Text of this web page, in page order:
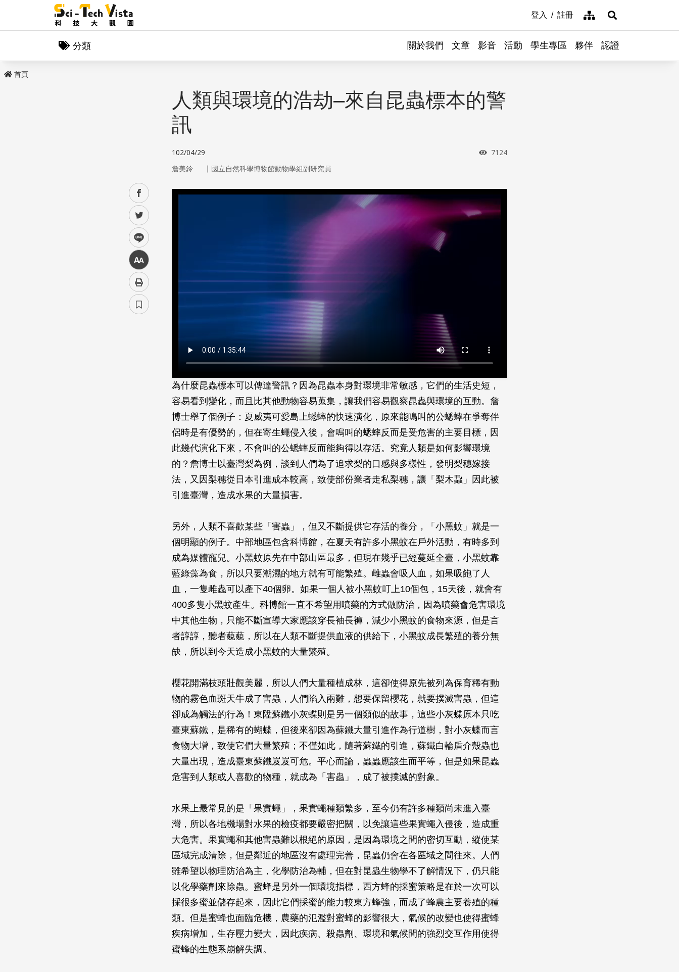
登入 註冊 網站導覽展開搜尋
分類 關於我們 文章 影音 活動 學生專區 夥伴 認證
首頁
facebook
twitter
line
中
人類與環境的浩劫–來自昆蟲標本的警
訊
102/04/29 瀏覽次數
7124
詹美鈴 ｜ 國立自然科學博物館動物學組副研究員
為什麼昆蟲標本可以傳達警訊？因為昆蟲本身對環境非常敏感，它們的生活史短，
容易看到變化，而且比其他動物容易蒐集，讓我們容易觀察昆蟲與環境的互動。詹
博士舉了個例子：夏威夷可愛島上蟋蟀的快速演化，原來能鳴叫的公蟋蟀在爭奪伴
侶時是有優勢的，但在寄生蠅侵入後，會鳴叫的蟋蟀反而是受危害的主要目標，因
此幾代演化下來，不會叫的公蟋蟀反而能夠得以存活。究竟人類是如何影響環境
的？詹博士以臺灣梨為例，談到人們為了追求梨的口感與多樣性，發明梨穗嫁接
法，又因梨穗從日本引進成本較高，致使部份業者走私梨穗，讓「梨木蝨」因此被
引進臺灣，造成水果的大量損害。
另外，人類不喜歡某些「害蟲」，但又不斷提供它存活的養分，「小黑蚊」就是一
個明顯的例子。中部地區包含科博館，在夏天有許多小黑蚊在戶外活動，有時多到
成為媒體寵兒。小黑蚊原先在中部山區最多，但現在幾乎已經蔓延全臺，小黑蚊靠
藍綠藻為食，所以只要潮濕的地方就有可能繁殖。雌蟲會吸人血，如果吸飽了人
血，一隻雌蟲可以產下40個卵。如果一個人被小黑蚊叮上10個包，15天後，就會有
400多隻小黑蚊產生。科博館一直不希望用噴藥的方式做防治，因為噴藥會危害環境
中其他生物，只能不斷宣導大家應該穿長袖長褲，減少小黑蚊的食物來源，但是言
者諄諄，聽者藐藐，所以在人類不斷提供血液的供給下，小黑蚊成長繁殖的養分無
缺，所以到今天造成小黑蚊的大量繁殖。
櫻花開滿枝頭壯觀美麗，所以人們大量種植成林，這卻使得原先被列為保育稀有動
物的霧色血斑天牛成了害蟲，人們陷入兩難，想要保留櫻花，就要撲滅害蟲，但這
卻成為觸法的行為！東陞蘇鐵小灰蝶則是另一個類似的故事，這些小灰蝶原本只吃
臺東蘇鐵，是稀有的蝴蝶，但後來卻因為蘇鐵大量引進作為行道樹，對小灰蝶而言
食物大增，致使它們大量繁殖；不僅如此，隨著蘇鐵的引進，蘇鐵白輪盾介殼蟲也
大量出現，造成臺東蘇鐵岌岌可危。平心而論，蟲蟲應該生而平等，但是如果昆蟲
危害到人類或人喜歡的物種，就成為「害蟲」，成了被撲滅的對象。
水果上最常見的是「果實蠅」，果實蠅種類繁多，至今仍有許多種類尚未進入臺
灣，所以各地機場對水果的檢疫都要嚴密把關，以免讓這些果實蠅入侵後，造成重
大危害。果實蠅和其他害蟲難以根絕的原因，是因為環境之間的密切互動，縱使某
區域完成清除，但是鄰近的地區沒有處理完善，昆蟲仍會在各區域之間往來。人們
雖希望以物理防治為主，化學防治為輔，但在對昆蟲生物學不了解情況下，仍只能
以化學藥劑來除蟲。蜜蜂是另外一個環境指標，西方蜂的採蜜策略是在於一次可以
採很多蜜並儲存起來，因此它們採蜜的能力較東方蜂強，而成了蜂農主要養殖的種
類。但是蜜蜂也面臨危機，農藥的氾濫對蜜蜂的影響很大，氣候的改變也使得蜜蜂
疾病增加，生存壓力變大，因此疾病、殺蟲劑、環境和氣候間的強烈交互作用使得
蜜蜂的生態系崩解失調。